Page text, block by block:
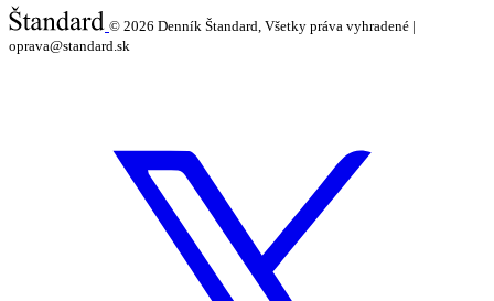
© 2026 Denník Štandard, Všetky práva vyhradené |
oprava@standard.sk